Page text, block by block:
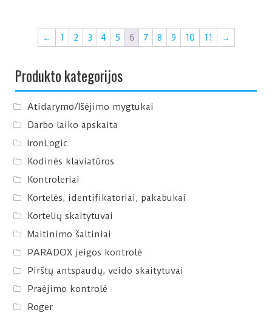
← 1 2 3 4 5 6 7 8 9 10 11 →
Produkto kategorijos
Atidarymo/Išėjimo mygtukai
Darbo laiko apskaita
IronLogic
Kodinės klaviatūros
Kontroleriai
Kortelės, identifikatoriai, pakabukai
Kortelių skaitytuvai
Maitinimo šaltiniai
PARADOX įeigos kontrolė
Pirštų antspaudų, veido skaitytuvai
Praėjimo kontrolė
Roger